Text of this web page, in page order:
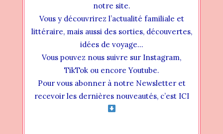
Instructional Videos
notre site.
Vous y découvrirez l’actualité familiale et
littéraire, mais aussi des sorties, découvertes,
idées de voyage…
Vous pouvez nous suivre sur Instagram,
TikTok ou encore Youtube.
Pour vous abonner à notre Newsletter et
recevoir les dernières nouveautés, c’est ICI